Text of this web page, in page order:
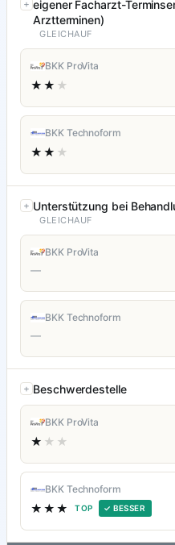
eigener Facharzt-
Arztterminen)
GLEICHAUF
BKK ProVita
★★ ★
BKK Technoform
★★ ★
Unterstützung bei
GLEICHAUF
BKK ProVita
—
BKK Technoform
—
Beschwerdestelle
BKK ProVita
★ ★★
BKK Technoform
★★★ TOP ✓ BESSER